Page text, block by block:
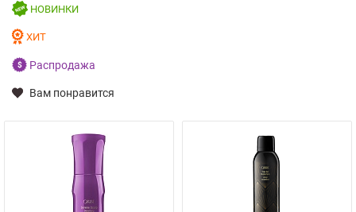
НОВИНКИ
ХИТ
Распродажа
Вам понравится